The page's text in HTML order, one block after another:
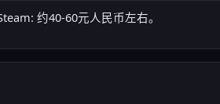
约40-60元人民币左右。